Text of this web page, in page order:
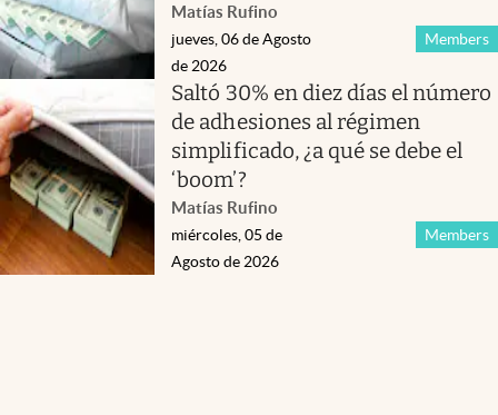
Matías Rufino
Members
jueves, 06 de Agosto
de 2026
Saltó 30% en diez días el número
de adhesiones al régimen
simplificado, ¿a qué se debe el
‘boom’?
Matías Rufino
Members
miércoles, 05 de
Agosto de 2026